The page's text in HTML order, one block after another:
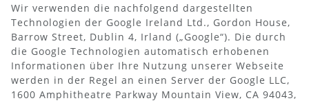
Wir verwenden die nachfolgend dargestellten
Technologien der Google Ireland Ltd., Gordon House,
Barrow Street, Dublin 4, Irland („Google“). Die durch
die Google Technologien automatisch erhobenen
Informationen über Ihre Nutzung unserer Webseite
werden in der Regel an einen Server der Google LLC,
1600 Amphitheatre Parkway Mountain View, CA 94043,